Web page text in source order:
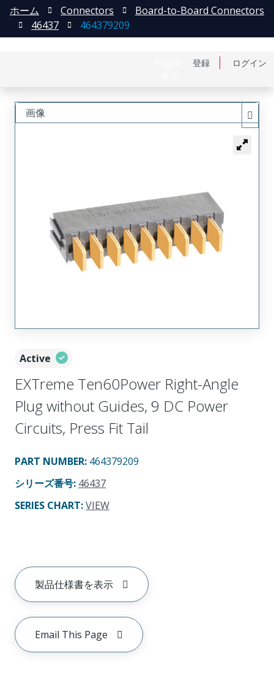
登録 ログイン
ホーム Connectors
Board-to-Board Connectors
46437
464379209
Active
EXTreme Ten60Power Right-Angle
Plug without Guides, 9 DC Power
Circuits, Press Fit Tail
PART NUMBER: 464379209
シリーズ番号: 46437
SERIES CHART:VIEW
製品仕様書を表示
Email This Page
画像